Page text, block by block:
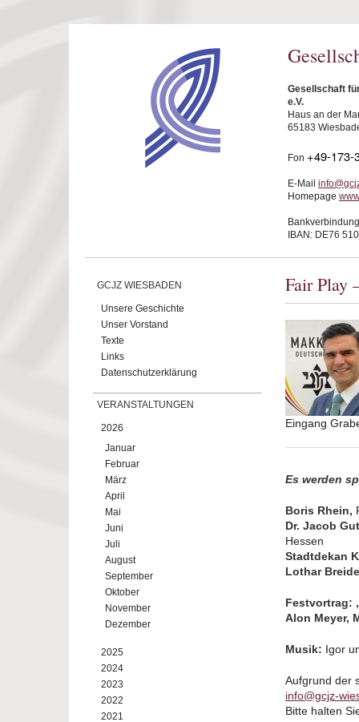
Gesellschaft
e.V.
Haus an der
65183
Fon +49-173-
E-Mail
Homepage
IBAN: DE76
GCJZ WIESBADEN
Unsere Geschichte
Unser Vorstand
Texte
Links
Datenschutzerklärung
VERANSTALTUNGEN
2026
Januar
Februar
März
April
Mai
Juni
Juli
August
September
Oktober
November
Dezember
2025
2024
2023
2022
2021
Fair Play
Eingang
Es werden
Boris Rhein,
Dr. Jacob
Hessen
Stadtdekan
Lothar
Festvortrag:
Alon Meyer,
Musik: Igor
Aufgrund der
info@gcjz-
Bitte halten